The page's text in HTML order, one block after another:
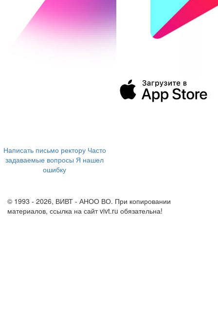
Написать письмо ректору Часто
задаваемые вопросы Я нашел
ошибку
© 1993 - 2026, ВИВТ - АНОО ВО. При копировании
материалов, ссылка на сайт vivt.ru обязательна!